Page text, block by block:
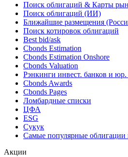
Поиск облигаций & Карты
Поиск облигаций (ИИ)
Ближайшие размещения
Поиск котировок облигаций
Best bid/ask
Cbonds Estimation
Cbonds Estimation Onshore
Cbonds Valuation
Рэнкинги инвест. банков и юр.
Cbonds Awards
Cbonds Pages
Ломбардные списки
ЦФА
ESG
Сукук
Самые популярные облигации
Акции